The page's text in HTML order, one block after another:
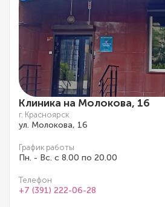
Клиника на Молокова, 16
г. Красноярск
ул. Молокова, 16
График работы
Пн. - Вс. с 8.00 по 20.00
Телефон
+7 (391) 222-06-28